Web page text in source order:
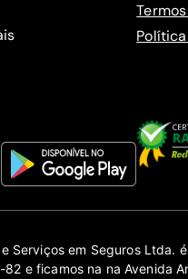
Serviços em Seguros Ltda.
e ficamos na na Avenida